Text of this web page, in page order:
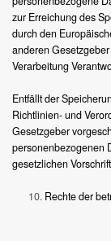
zur Erreichung des
durch den
anderen
Verarbeitung
Entfällt der
Richtlinien- und
Gesetzgeber
personenbezogenen
gesetzlichen
Rechte der